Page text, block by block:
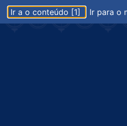
Ir a o conteúdo [1] Ir para o